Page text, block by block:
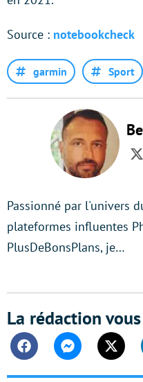
Source : notebookcheck
garmin Sport
Passionné par l'univers
plateformes influentes
PlusDeBonsPlans, je…
La rédaction
FacebookMessengerTwitter